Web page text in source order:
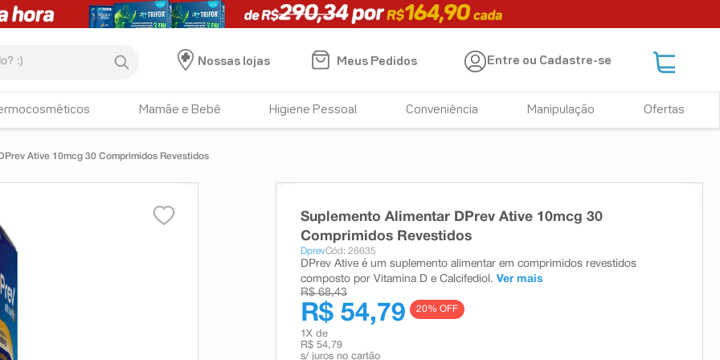
Nossas lojas
Meus Pedidos Entre ou Cadastre-se
Mamãe e Bebê Higiene Pessoal Conveniência Manipulação Ofertas
Ative 10mcg 30 Comprimidos Revestidos
Suplemento Alimentar DPrev Ative 10mcg 30
Comprimidos Revestidos
DprevCód: 26635
DPrev Ative é um suplemento alimentar em comprimidos revestidos
composto por Vitamina D e Calcifediol. Ver mais
R$ 68,43
R$ 54,79 20% OFF
1 X de
R$ 54,79
s/ juros no cartão